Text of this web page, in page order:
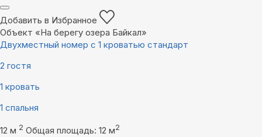
Добавить в Избранное
Объект «На берегу озера Байкал»
Двухместный номер с 1 кроватью стандарт
2 гостя
1 кровать
1 спальня
12 м 2 Общая площадь: 12 м2